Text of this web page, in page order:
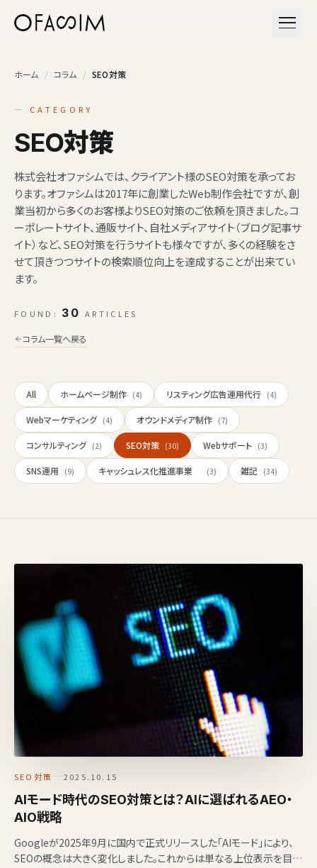
メニ
ホーム / コラム / SEO対策
— CATEGORY
SEO対策
株式会社オファシムでは、クライアント様のSEO対策を承ってお
ります。オファシムは2017年に創業したWeb制作会社ですが、創
業当初から多くのお客様よりSEO対策のご依頼を頂きました。コ
ーポレートサイト、通販サイト、自社メディアサイト（ブログ記事サ
イト）など、SEO対策を行うサイトも様々ですが、多くの経験をさ
せて頂きつつサイトの検索順位向上を達成することが出来てい
ます。
FOUND: 30 ARTICLES
コラム一覧へ戻る
All ホームページ制作 (4) リスティング広告運用代行 (4)
Webマーケティング (4) オウンドメディア制作 (7)
コンサルティング (2) SEO対策 (30) Webサポート (3)
SNS運用 (9) キャッシュレス化推進事業 (3) 雑記 (34)
SEO対策 2025.10.15
AIモード時代のSEO対策とは？AIに選ばれるAEO・
AIO戦略
Googleが2025年9月に国内で正式リリースした「AIモード」により、
SEOの概念は大きく変化しました。これからは単なる上位表示を目指